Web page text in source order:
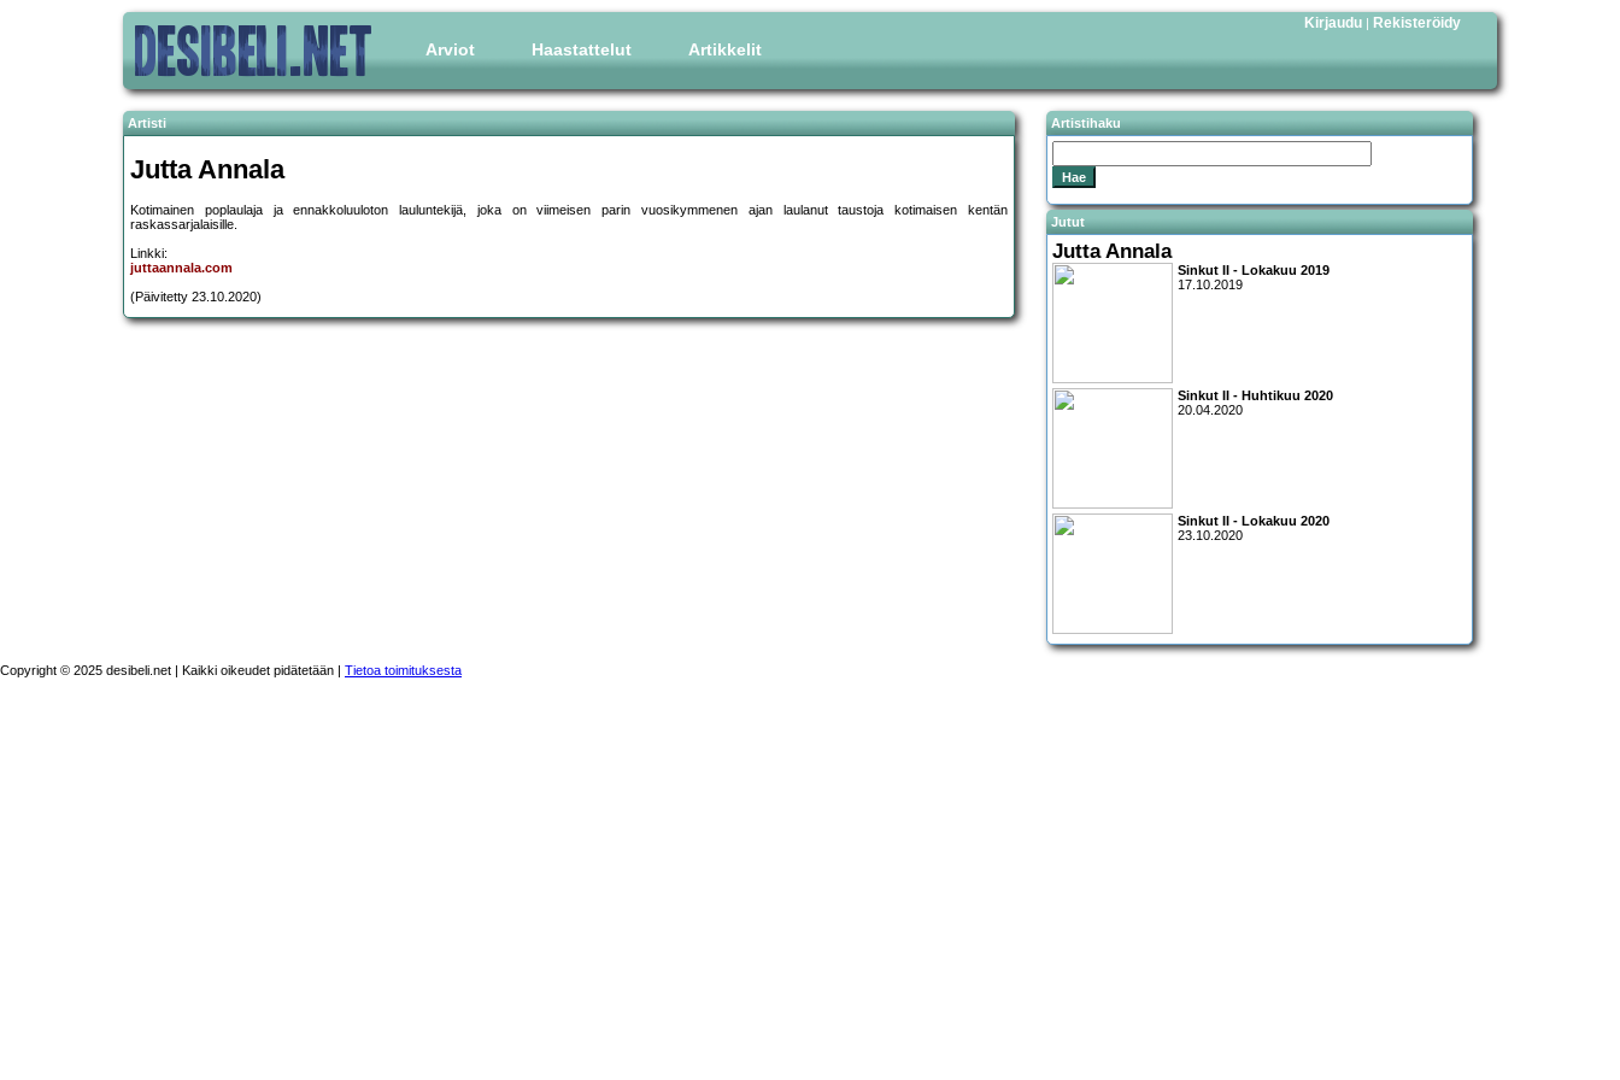
Arviot Haastattelut Artikkelit
Kirjaudu | Rekisteröidy
Artisti
Jutta Annala
Kotimainen poplaulaja ja ennakkoluuloton lauluntekijä, joka on viimeisen parin vuosikymmenen ajan laulanut taustoja kotimaisen kentän
raskassarjalaisille.
Linkki:
juttaannala.com
(Päivitetty 23.10.2020)
Artistihaku
Jutut
Jutta Annala
Sinkut II - Lokakuu 2019
17.10.2019
Sinkut II - Huhtikuu 2020
20.04.2020
Sinkut II - Lokakuu 2020
23.10.2020
Copyright © 2025 desibeli.net | Kaikki oikeudet pidätetään | Tietoa toimituksesta